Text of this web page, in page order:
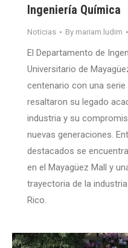
Ingeniería Química
Noticias By mariam.ludim
El Departamento de
Universitario de
centenario con una serie
resaltaron su legado
industria y su
nuevas generaciones.
destacados se
en el Mayagüez Mall y
trayectoria de la
Rico.